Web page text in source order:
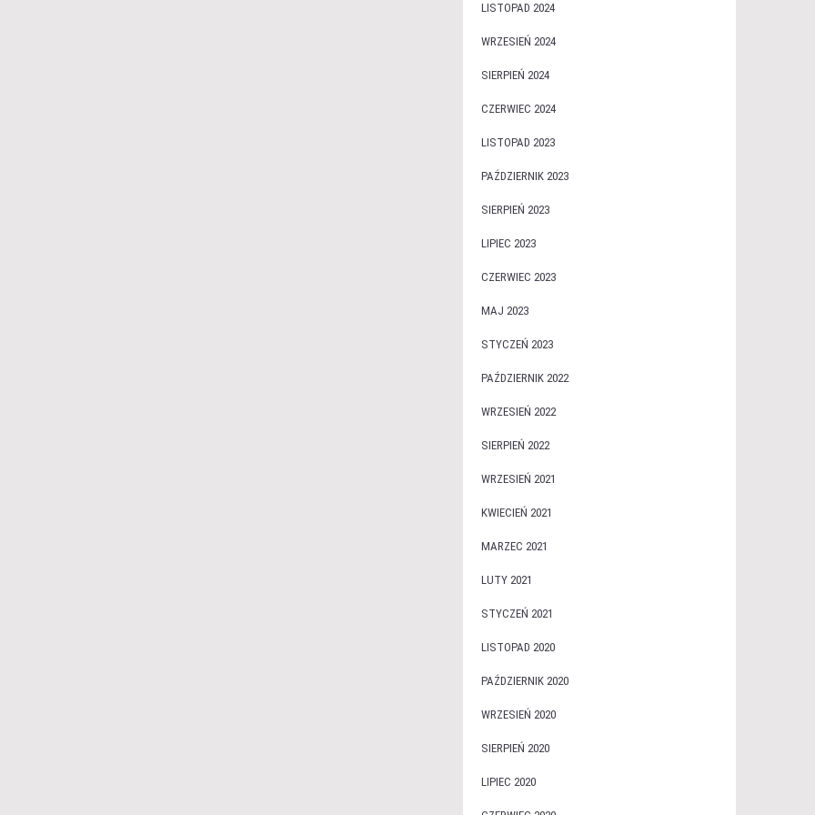
LISTOPAD 2024
WRZESIEŃ 2024
SIERPIEŃ 2024
CZERWIEC 2024
LISTOPAD 2023
PAŹDZIERNIK 2023
SIERPIEŃ 2023
LIPIEC 2023
CZERWIEC 2023
MAJ 2023
STYCZEŃ 2023
PAŹDZIERNIK 2022
WRZESIEŃ 2022
SIERPIEŃ 2022
WRZESIEŃ 2021
KWIECIEŃ 2021
MARZEC 2021
LUTY 2021
STYCZEŃ 2021
LISTOPAD 2020
PAŹDZIERNIK 2020
WRZESIEŃ 2020
SIERPIEŃ 2020
LIPIEC 2020